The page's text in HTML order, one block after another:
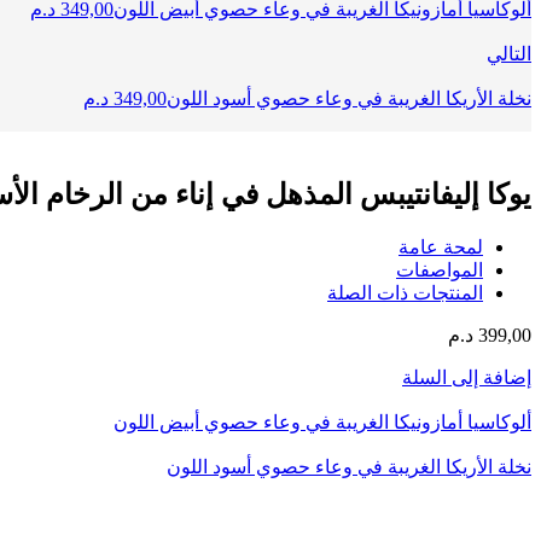
ألوكاسيا أمازونيكا الغريبة في وعاء حصوي أبيض اللون349,00 د.م
التالي
نخلة الأريكا الغريبة في وعاء حصوي أسود اللون349,00 د.م
يوكا إليفانتيبس المذهل في إناء من الرخام
لمحة عامة
المواصفات
المنتجات ذات الصلة
399,00 د.م
إضافة إلى السلة
ألوكاسيا أمازونيكا الغريبة في وعاء حصوي أبيض اللون
نخلة الأريكا الغريبة في وعاء حصوي أسود اللون